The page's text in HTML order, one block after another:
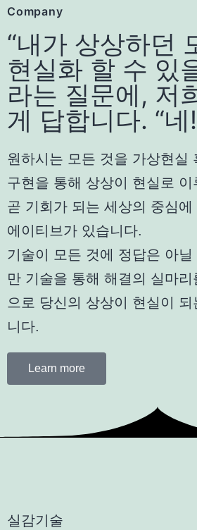
Company
“내가 상상하던
현실화 할 수 있
라는 질문에, 저
게 답합니다. “네
원하시는 모든 것을 가상현실
구현을 통해 상상이 현실로 이
곧 기회가 되는 세상의 중심에
에이티브가 있습니다.
기술이 모든 것에 정답은 아닐
만 기술을 통해 해결의 실마리
으로 당신의 상상이 현실이
니다.
Learn more
실감기술